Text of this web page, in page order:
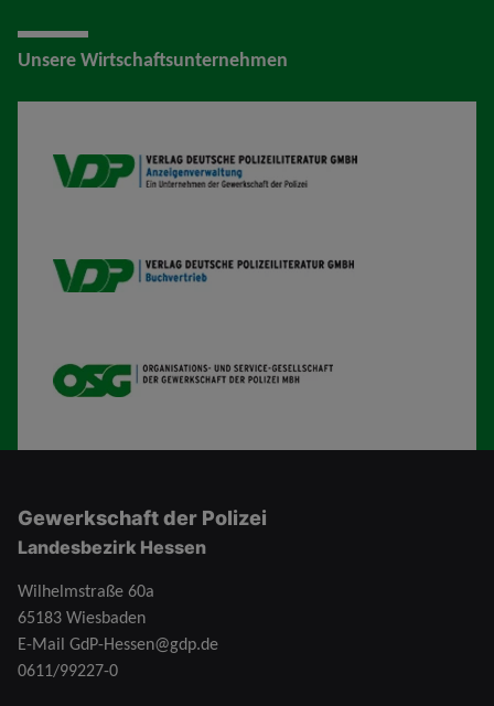
Unsere Wirtschaftsunternehmen
VDP AV
VDP B
OSG
Gewerkschaft der Polizei
Landesbezirk Hessen
Wilhelmstraße 60a
65183 Wiesbaden
E-Mail GdP-Hessen@gdp.de
0611/99227-0